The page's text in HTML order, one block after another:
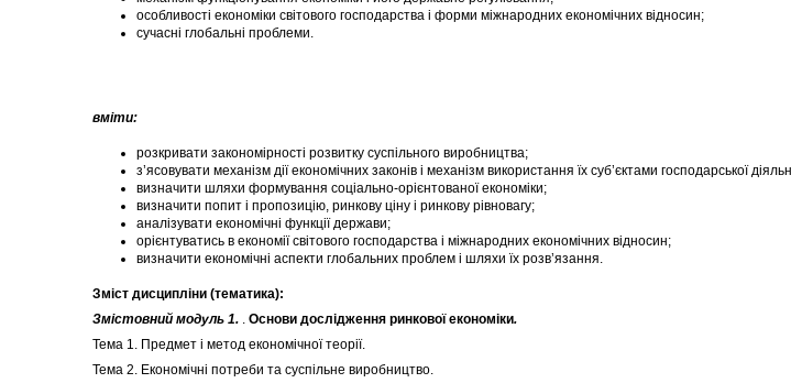
особливості економіки світового господарства і форми міжнародних економічних відносин;
сучасні глобальні проблеми.
вміти:
розкривати закономірності розвитку суспільного виробництва;
з’ясовувати механізм дії економічних законів і механізм використання їх суб’єктами господарської
визначити шляхи формування соціально-орієнтованої економіки;
визначити попит і пропозицію, ринкову ціну і ринкову рівновагу;
аналізувати економічні функції держави;
орієнтуватись в економії світового господарства і міжнародних економічних відносин;
визначити економічні аспекти глобальних проблем і шляхи їх розв’язання.
Зміст дисципліни (тематика):
Змістовний модуль 1. . Основи дослідження ринкової економіки.
Тема 1. Предмет і метод економічної теорії.
Тема 2. Економічні потреби та суспільне виробництво.